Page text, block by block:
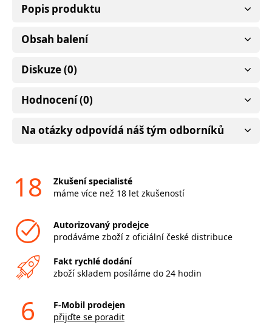
Popis produktu
Obsah balení
Diskuze (0)
Hodnocení (0)
Na otázky odpovídá náš tým odborníků
18
Zkušení specialisté
máme více než 18 let zkušeností
Autorizovaný prodejce
prodáváme zboží z oficiální české distribuce
Fakt rychlé dodání
zboží skladem posíláme do 24 hodin
6
F-Mobil prodejen
přijďte se poradit